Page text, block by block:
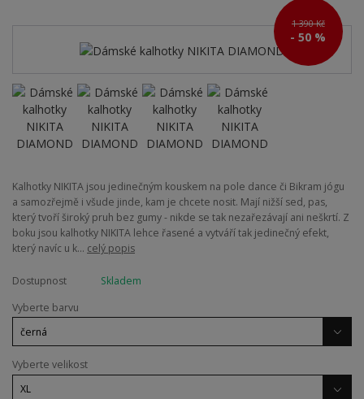
1 390 Kč
- 50 %
Kalhotky NIKITA jsou jedinečným kouskem na pole dance či Bikram jógu
a samozřejmě i všude jinde, kam je chcete nosit. Mají nižší sed, pas,
který tvoří široký pruh bez gumy - nikde se tak nezařezávají ani neškrtí. Z
boku jsou kalhotky NIKITA lehce řasené a vytváří tak jedinečný efekt,
který navíc u k... celý popis
Dostupnost
Skladem
Vyberte barvu
Vyberte velikost